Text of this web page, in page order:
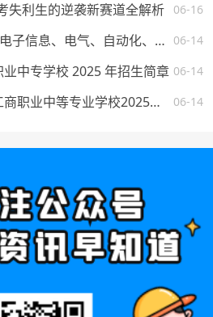
06-16
失利生的逆袭新赛道全解析
06-14
五大热门专业:计算机、电子信息、电气、自动化、机械。学校怎么选，将来就业如何？
06-14
中专学校 2025 年招生简章
06-14
湖南公办中专--永州市工商职业中等专业学校2025年一年级新生填报志愿须知